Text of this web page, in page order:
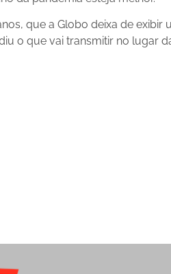
que a Globo deixa de exibir
o que vai transmitir no lugar